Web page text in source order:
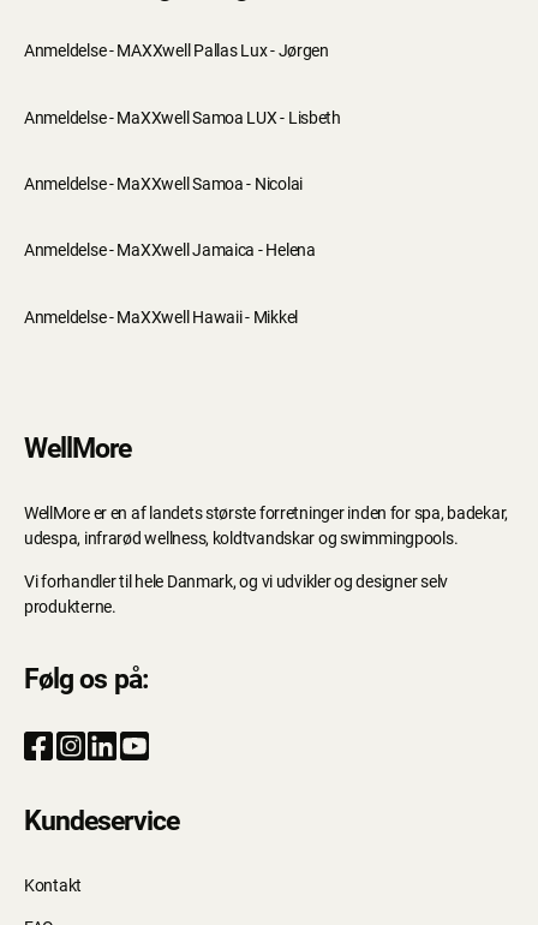
Anmeldelse - MAXXwell Pallas Lux - Jørgen
Anmeldelse - MaXXwell Samoa LUX - Lisbeth
Anmeldelse - MaXXwell Samoa - Nicolai
Anmeldelse - MaXXwell Jamaica - Helena
Anmeldelse - MaXXwell Hawaii - Mikkel
WellMore
WellMore er en af landets største forretninger inden for spa, badekar,
udespa, infrarød wellness, koldtvandskar og swimmingpools.
Vi forhandler til hele Danmark, og vi udvikler og designer selv
produkterne.
Følg os på:
Kundeservice
Kontakt